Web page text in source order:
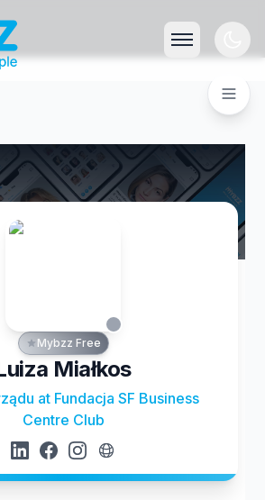
Mybzz Free
Miałkos
at Fundacja SF Business
Centre Club